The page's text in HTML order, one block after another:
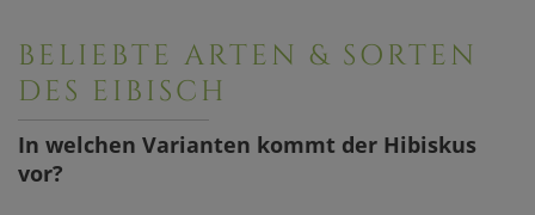
BELIEBTE ARTEN & SORTEN
DES EIBISCH
In welchen Varianten kommt der Hibiskus
vor?